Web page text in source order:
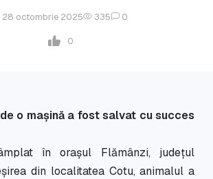
28 octombrie 2025 335 0
0
o mașină a fost salvat cu succes
în orașul Flămânzi, județul
din localitatea Cotu, animalul a